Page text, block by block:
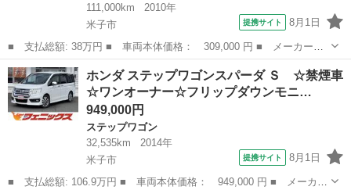
111,000km
2010年
米子市
提携サイト 8月1日
■ 支払総額: 38万円 ■ 車両本体価格： 309,000 円 ■ メーカー
名： ホンダ ■ 車種名： ステップワゴン ■ グレード名： Ｇ
Ｌパッケージ ■ 排気量： 2000cc ■ ドア枚数： 5D ■ ミッショ
ン...
鳥取 米子市 ステップワゴン
ホンダ ステップワゴンスパーダ Ｓ ☆禁煙車
☆ワンオーナー☆フリップダウンモニ…
949,000円
ステップワゴン
32,535km
2014年
米子市
提携サイト 8月1日
■ 支払総額: 106.9万円 ■ 車両本体価格： 949,000 円 ■ メーカー